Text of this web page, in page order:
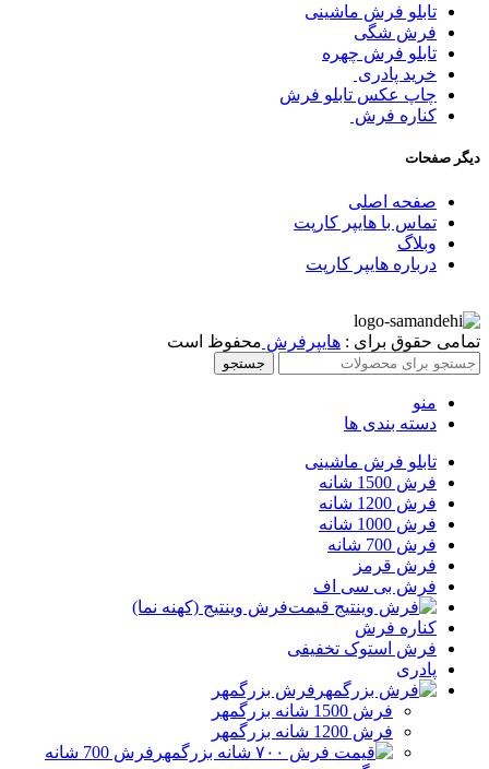
تابلو فرش ماشینی
فرش شگی
تابلو فرش چهره
خرید پادری
چاپ عکس تابلو فرش
کناره فرش
دیگر صفحات
صفحه اصلی
تماس با هایپر کارپت
وبلاگ
درباره هایپر کارپت
تمامی حقوق برای : هایپرفرش محفوظ است
جستجو
منو
دسته بندی ها
تابلو فرش ماشینی
فرش 1500 شانه
فرش 1200 شانه
فرش 1000 شانه
فرش 700 شانه
فرش قرمز
فرش بی سی اف
فرش وینتیج (کهنه نما)
کناره فرش
فرش استوک تخفیفی
پادری
فرش بزرگمهر
فرش 1500 شانه بزرگمهر
فرش 1200 شانه بزرگمهر
فرش 700 شانه